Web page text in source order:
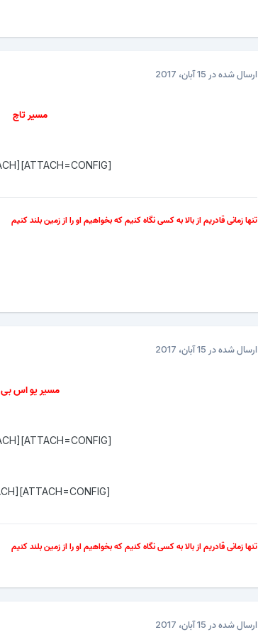
ارسال شده در 15 آبان، 2017
مسیر تاچ
[ATTACH=CONFIG]1229[/ATTACH]
تنها زمانی قادریم از بالا به کسی نگاه کنیم که بخواهیم او را از زمین بلند کنیم
ارسال شده در 15 آبان، 2017
مسیر یو اس بی
[ATTACH=CONFIG]1230[/ATTACH]
[ATTACH=CONFIG]1231[/ATTACH]
تنها زمانی قادریم از بالا به کسی نگاه کنیم که بخواهیم او را از زمین بلند کنیم
ارسال شده در 15 آبان، 2017